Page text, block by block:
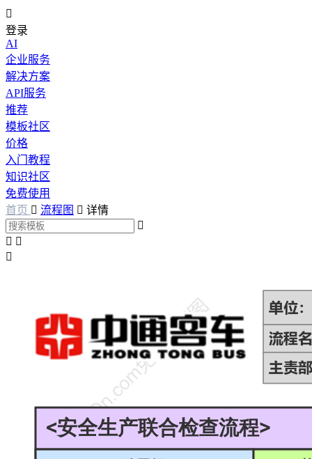

登录
AI
企业服务
解决方案
API服务
推荐
模板社区
价格
入门教程
知识社区
免费使用
首页  流程图  详情

 
